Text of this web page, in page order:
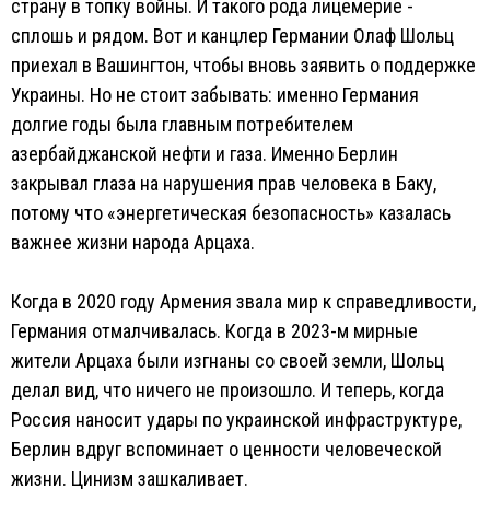
страну в топку войны. И такого рода лицемерие -
сплошь и рядом. Вот и канцлер Германии Олаф Шольц
приехал в Вашингтон, чтобы вновь заявить о поддержке
Украины. Но не стоит забывать: именно Германия
долгие годы была главным потребителем
азербайджанской нефти и газа. Именно Берлин
закрывал глаза на нарушения прав человека в Баку,
потому что «энергетическая безопасность» казалась
важнее жизни народа Арцаха.
Когда в 2020 году Армения звала мир к справедливости,
Германия отмалчивалась. Когда в 2023-м мирные
жители Арцаха были изгнаны со своей земли, Шольц
делал вид, что ничего не произошло. И теперь, когда
Россия наносит удары по украинской инфраструктуре,
Берлин вдруг вспоминает о ценности человеческой
жизни. Цинизм зашкаливает.